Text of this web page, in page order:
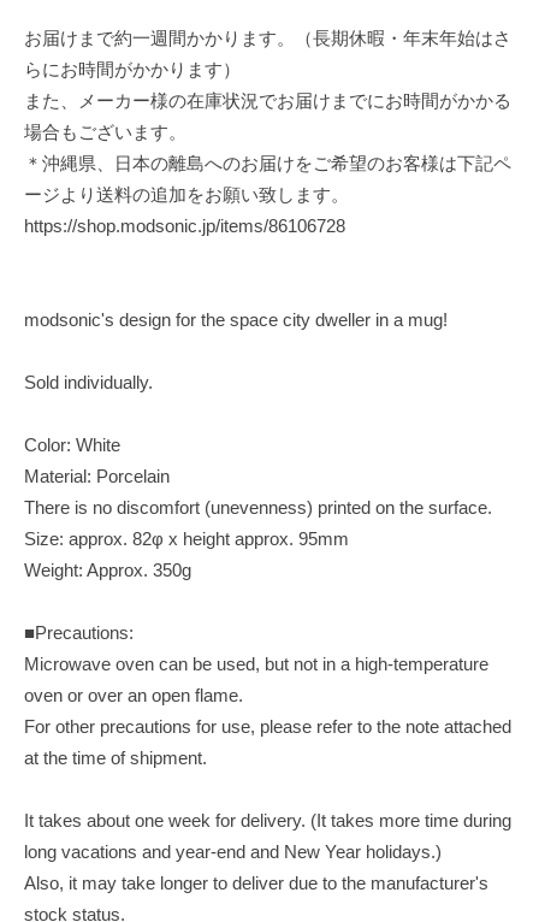
お届けまで約一週間かかります。（長期休暇・年末年始はさ
らにお時間がかかります）
また、メーカー様の在庫状況でお届けまでにお時間がかかる
場合もございます。
＊沖縄県、日本の離島へのお届けをご希望のお客様は下記ペ
ージより送料の追加をお願い致します。
https://shop.modsonic.jp/items/86106728
modsonic's design for the space city dweller in a mug!
Sold individually.
Color: White
Material: Porcelain
There is no discomfort (unevenness) printed on the surface.
Size: approx. 82φ x height approx. 95mm
Weight: Approx. 350g
■Precautions:
Microwave oven can be used, but not in a high-temperature
oven or over an open flame.
For other precautions for use, please refer to the note attached
at the time of shipment.
It takes about one week for delivery. (It takes more time during
long vacations and year-end and New Year holidays.)
Also, it may take longer to deliver due to the manufacturer's
stock status.